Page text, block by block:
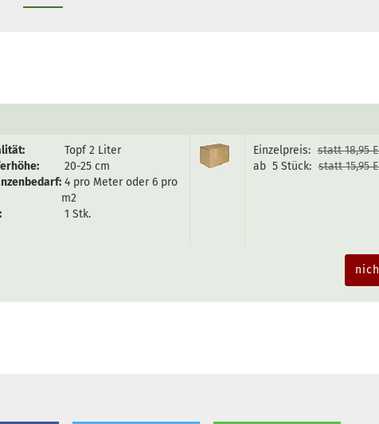
Topf 2 Liter
20-25 cm
4 pro Meter oder 6 pro
m2
1 Stk.
Einzelpreis: statt 18,95
ab 5 Stück: statt 15,95